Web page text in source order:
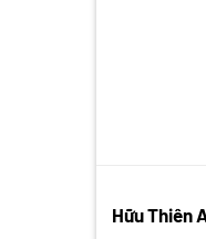
Hữu Thiên